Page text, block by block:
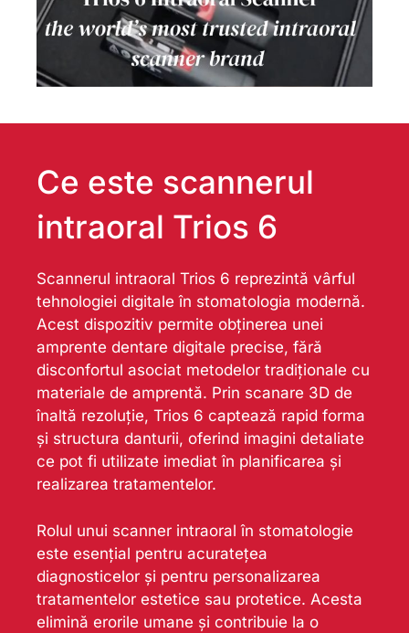
Ce este scannerul
intraoral Trios 6
Scannerul intraoral Trios 6 reprezintă vârful
tehnologiei digitale în stomatologia modernă.
Acest dispozitiv permite obținerea unei
amprente dentare digitale precise, fără
disconfortul asociat metodelor tradiționale cu
materiale de amprentă. Prin scanare 3D de
înaltă rezoluție, Trios 6 captează rapid forma
și structura danturii, oferind imagini detaliate
ce pot fi utilizate imediat în planificarea și
realizarea tratamentelor.
Rolul unui scanner intraoral în stomatologie
este esențial pentru acuratețea
diagnosticelor și pentru personalizarea
tratamentelor estetice sau protetice. Acesta
elimină erorile umane și contribuie la o